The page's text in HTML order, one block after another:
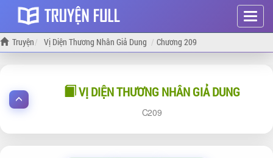
Hiện
menu
Truyện Vị Diện Thương Nhân Giả Dung Chương 209
VỊ DIỆN THƯƠNG NHÂN GIẢ DUNG
209